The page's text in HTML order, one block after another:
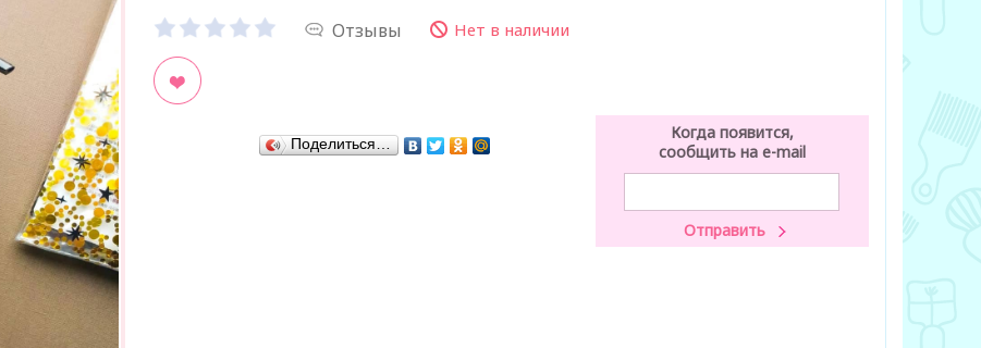
Отзывы Нет в наличии
В закладки
Когда появится,
сообщить на e-mail
Поделиться…